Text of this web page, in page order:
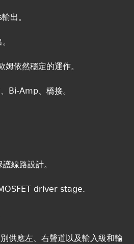
出。
依然穩定的運作。
Bi-Amp、橋接。
線路設計。
driver stage.
供應左、右聲道以及輸入級和輸